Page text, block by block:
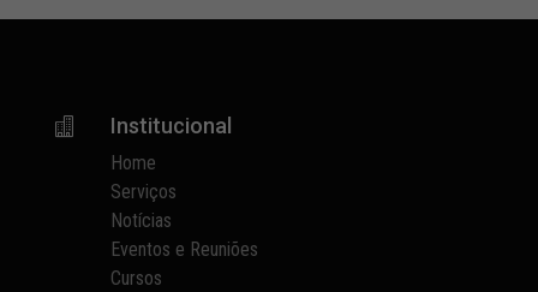
 Institucional
Home
Serviços
Notícias
Eventos e Reuniões
Cursos